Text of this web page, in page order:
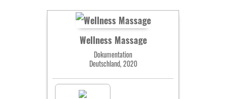
Wellness Massage
Dokumentation
Deutschland, 2020